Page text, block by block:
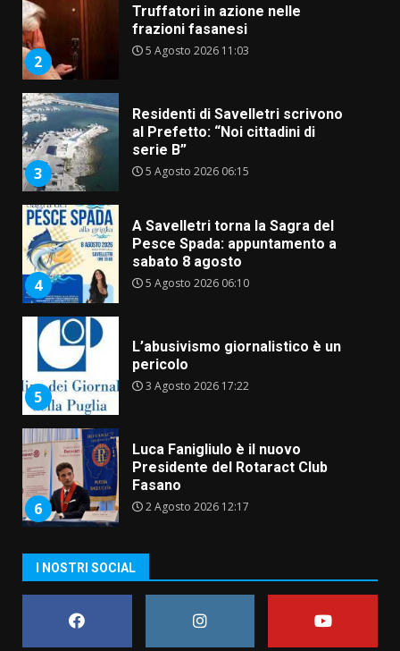
2
Truffatori in azione nelle
frazioni fasanesi
5 Agosto 2026 11:03
3
Residenti di Savelletri scrivono
al Prefetto: “Noi cittadini di
serie B”
5 Agosto 2026 06:15
4
A Savelletri torna la Sagra del
Pesce Spada: appuntamento a
sabato 8 agosto
5 Agosto 2026 06:10
5
L’abusivismo giornalistico è un
pericolo
3 Agosto 2026 17:22
6
Luca Fanigliulo è il nuovo
Presidente del Rotaract Club
Fasano
2 Agosto 2026 12:17
Il Premio Internazionale Fajano
I NOSTRI SOCIAL